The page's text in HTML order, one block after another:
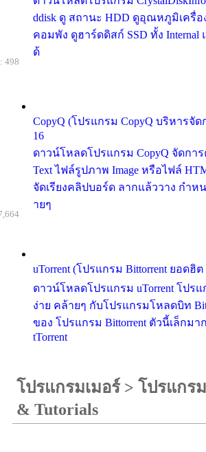
ddisk ดู สถานะ HDD ดูอุณหภูมิเครื่อ
คอมพัง ดูฮาร์ดดิสก์ SSD ทั้ง Internal
ด้
CopyQ (โปรแกรม CopyQ บริหารจั
16
ดาวน์โหลดโปรแกรม CopyQ จัดกา
Text ไฟล์รูปภาพ Image หรือไฟล์
จัดเรียงคลิปบอร์ด ลากแล้ววาง กำห
ายๆ
498
uTorrent (โปรแกรม Bittorrent ยอดฮิ
ดาวน์โหลดโปรแกรม uTorrent โปรแ
ง่าย คล้ายๆ กับโปรแกรมโหลดบิท
ของ โปรแกรม Bittorrent ตัวนี้เล็กมา
tTorrent
โปรแกรมเมอร์> โปรแกร
& Tutorials